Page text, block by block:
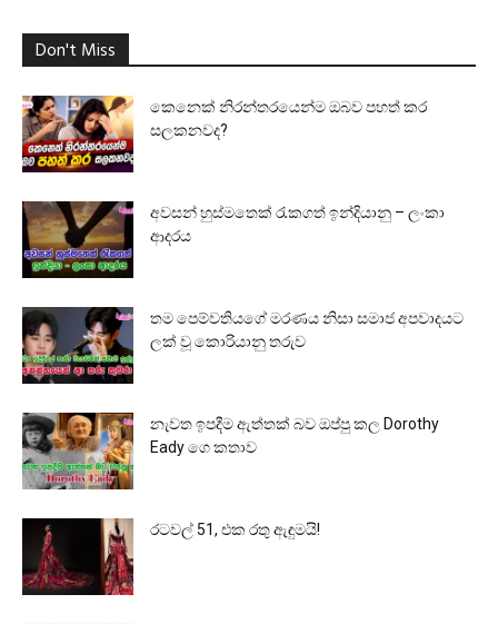
Don't Miss
කෙනෙක් නිරන්තරයෙන්ම ඔබව පහත් කර
සලකනවද?
අවසන් හුස්මතෙක් රැකගත් ඉන්දියානු – ලංකා
ආදරය
තම පෙම්වතියගේ මරණය නිසා සමාජ අපවාදයට
ලක් වූ කොරියානු තරුව
නැවත ඉපදීම ඇත්තක් බව ඔප්පු කල Dorothy
Eady ගෙ කතාව
රටවල් 51, එක රතු ඇඳුමයි!